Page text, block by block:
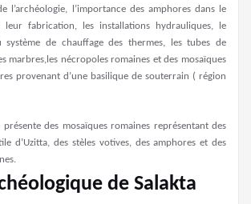
l’archéologie, l’importance des amphores dans le
leur fabrication, les installations hydrauliques, le
système de chauffage des thermes, les tubes de
marbres,les nécropoles romaines et des mosaïques
provenant d’une basilique de souterrain ( région
des mosaïques romaines représentant des
d’Uzitta, des stèles votives, des amphores et des
de Salakta